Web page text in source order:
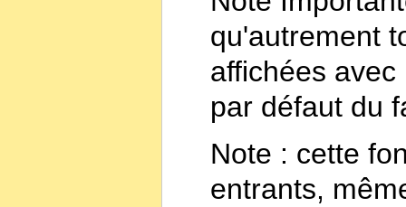
qu'autrement
affichées
par défaut du
Note : cette
entrants,